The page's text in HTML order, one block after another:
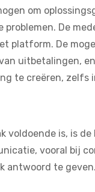
om
De
platform. De
uitbetalingen,
te creëren, zelfs
voldoende is, is
vooral bij
antwoord te